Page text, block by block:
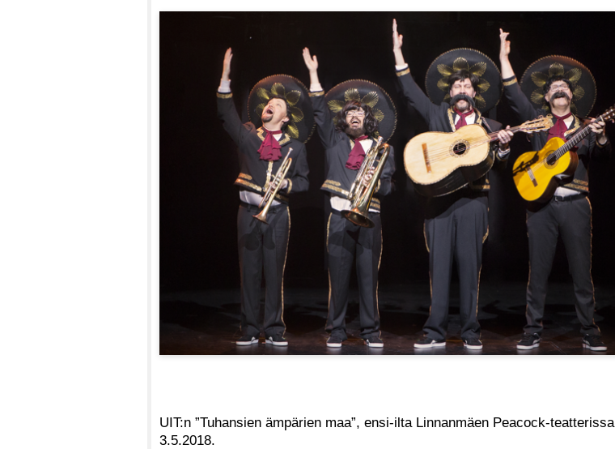
UIT:n ”Tuhansien ämpärien maa”, ensi-ilta Linnanmäen Peacock-teatterissa
3.5.2018.